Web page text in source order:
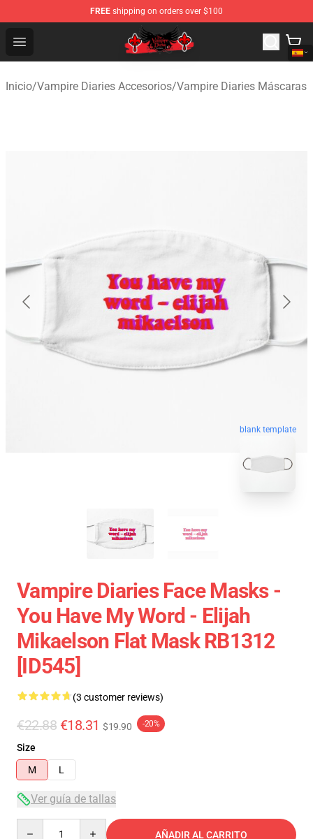
FREE shipping on orders over $100
Open menu
The Vampire Diaries Shop - Official The Vampire
Inicio/Vampire Diaries Accesorios/Vampire Diaries Máscaras
blank template
Vampire Diaries Face Masks -
You Have My Word - Elijah
Mikaelson Flat Mask RB1312
[ID545]
(3 customer reviews)
€22.88 €18.31 $19.90 -20%
Size
M
L
Ver guía de tallas
AÑADIR AL CARRITO